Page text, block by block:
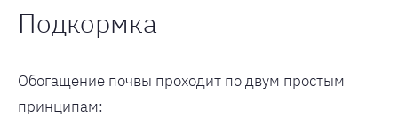
Подкормка
Обогащение почвы проходит по двум простым
принципам: